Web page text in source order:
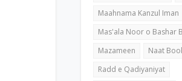
Maahnama Kanzul Iman
Mas'ala Noor o Bashar
Mazameen
Naat
Radd e Qadiyaniyat